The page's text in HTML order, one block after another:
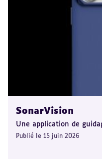
SonarVision
Une application de
Publié le 15 juin 2026